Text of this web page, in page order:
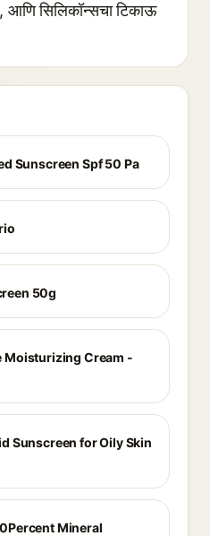
आणि सिलिकॉन्सचा टिकाऊ
Sunscreen Spf 50 Pa
50g
Moisturizing Cream -
Sunscreen for Oily Skin
Mineral